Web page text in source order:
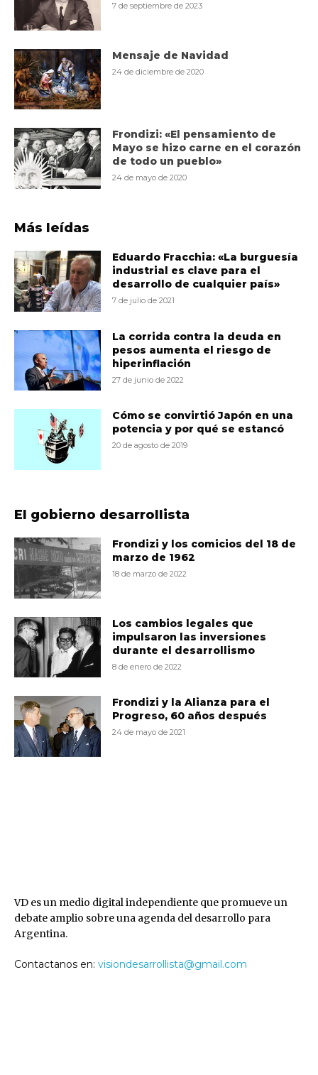
7 de septiembre de 2023
Mensaje de Navidad
24 de diciembre de 2020
Frondizi: «El pensamiento de
Mayo se hizo carne en el corazón
de todo un pueblo»
24 de mayo de 2020
Más leídas
Eduardo Fracchia: «La burguesía
industrial es clave para el
desarrollo de cualquier país»
7 de julio de 2021
La corrida contra la deuda en
pesos aumenta el riesgo de
hiperinflación
27 de junio de 2022
Cómo se convirtió Japón en una
potencia y por qué se estancó
20 de agosto de 2019
El gobierno desarrollista
Frondizi y los comicios del 18 de
marzo de 1962
18 de marzo de 2022
Los cambios legales que
impulsaron las inversiones
durante el desarrollismo
8 de enero de 2022
Frondizi y la Alianza para el
Progreso, 60 años después
24 de mayo de 2021
VD es un medio digital independiente que promueve un
debate amplio sobre una agenda del desarrollo para
Argentina.
Contactanos en: visiondesarrollista@gmail.com